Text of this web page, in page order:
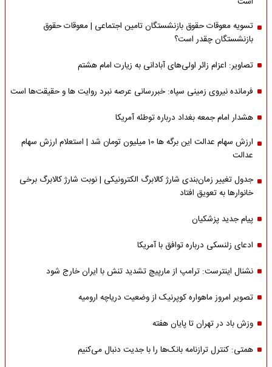
تسویه معوقات حقوق بازنشستگان تامین اجتماعی | معوقات حقوق
بازنشستگان چقدر است؟
تصاویر: اعزام زائر اولی‌های آبادانی به زیارت امام هشتم
فرمانده نیروی زمینی سپاه: خبررسانی عرصه نبرد روایت ها و حقیقت‌ها است
هشدار امام جمعه بغداد درباره توطئه آمریکا
ارزش سهام عدالت این برگه ها 10 میلیون تومان شد | استعلام ارزش سهام
عدالت
جدول تغییر زمان‌بندی شارژ کالابرگ الکترونیکی | نوبت شارژ کالابرگ برخی
خانوارها به تعویق افتاد
پیام جدید پزشکیان
ادعای زلنسکی درباره توافق با آمریکا
نشنال اینترست: ترامپ از مارپیچ تشدید تنش با ایران خارج شود
تصویر امروز ماهواره کوپرنیک از وضعیت دریاچه ارومیه
وزش باد در تهران تا پایان هفته
همتی: کنترل ترازنامه بانک‌ها را با جدیت دنبال می‌کنیم